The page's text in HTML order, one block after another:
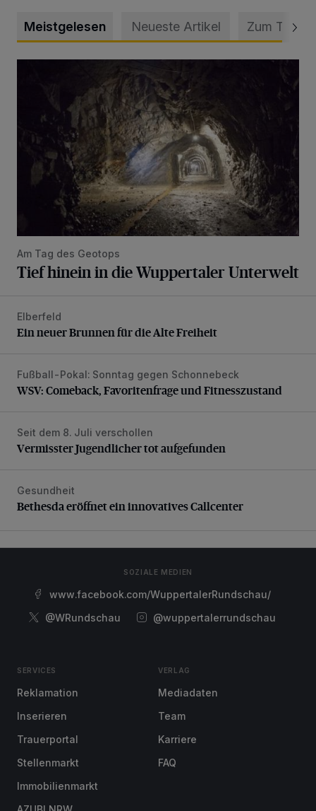
Meistgelesen Neueste Artikel Zum Thema
Am Tag des Geotops
Tief hinein in die Wuppertaler Unterwelt
Ein neuer Brunnen für die Alte Freiheit
Elberfeld
Ein neuer Brunnen für die Alte Freiheit
WSV: Comeback, Favoritenfrage und Fitnesszustand
Fußball-Pokal: Sonntag gegen Schonnebeck
WSV: Comeback, Favoritenfrage und Fitnesszustand
Vermisster Jugendlicher tot aufgefunden
Seit dem 8. Juli verschollen
Vermisster Jugendlicher tot aufgefunden
Bethesda eröffnet ein innovatives Callcenter
Gesundheit
Bethesda eröffnet ein innovatives Callcenter
SOZIALE MEDIEN
www.facebook.com/WuppertalerRundschau/
@WRundschau
@wuppertalerrundschau
SERVICES
Reklamation
Inserieren
Trauerportal
Stellenmarkt
Immobilienmarkt
VERLAG
Mediadaten
Team
Karriere
FAQ